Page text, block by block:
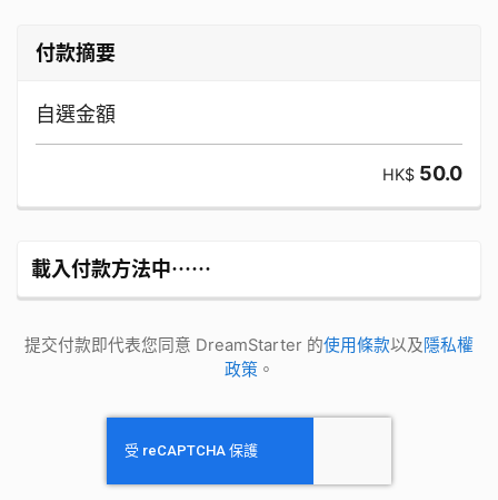
付款摘要
自選金額
HK$ 50.0
載入付款方法中⋯⋯
提交付款即代表您同意 DreamStarter 的使用條款以及隱私權
政策 。